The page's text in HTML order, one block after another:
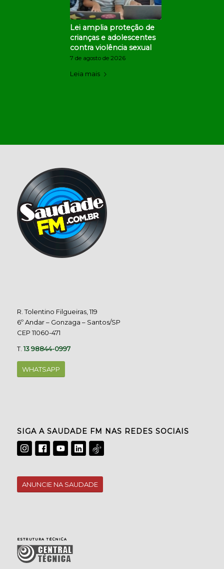
Lei amplia proteção de
crianças e adolescentes
contra violência sexual
7 de agosto de 2026
Leia mais
R. Tolentino Filgueiras, 119
6º Andar – Gonzaga – Santos/SP
CEP 11060-471
T.13 98844-0997
WHATSAPP
SIGA A SAUDADE FM NAS REDES SOCIAIS
ANUNCIE NA SAUDADE